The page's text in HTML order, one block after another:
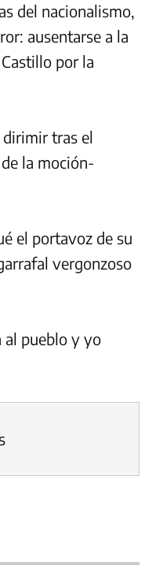
del nacionalismo,
ausentarse a la
por la
dirimir tras el
la moción-
el portavoz de su
vergonzoso
al pueblo y yo